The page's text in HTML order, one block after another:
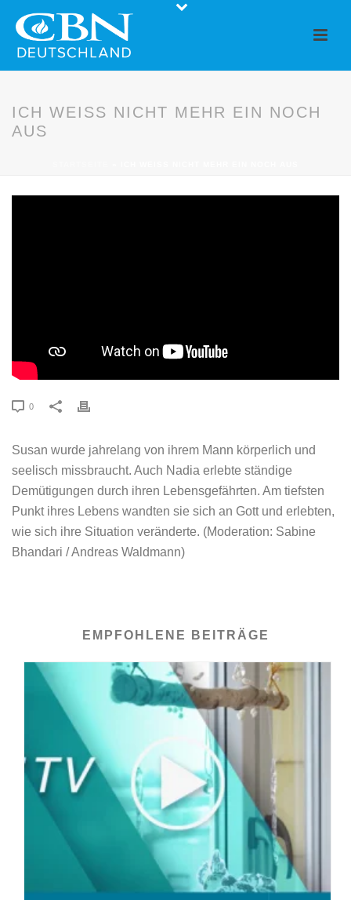
ICH WEISS NICHT MEHR EIN NOCH
AUS
0
Susan wurde jahrelang von ihrem Mann körperlich und
seelisch missbraucht. Auch Nadia erlebte ständige
Demütigungen durch ihren Lebensgefährten. Am tiefsten
Punkt ihres Lebens wandten sie sich an Gott und erlebten,
wie sich ihre Situation veränderte. (Moderation: Sabine
Bhandari / Andreas Waldmann)
EMPFOHLENE BEITRÄGE